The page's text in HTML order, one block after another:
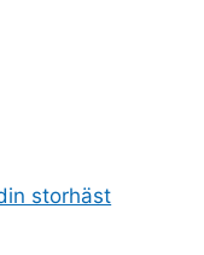
storhäst